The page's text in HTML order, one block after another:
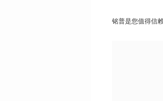
铭普是您值得信